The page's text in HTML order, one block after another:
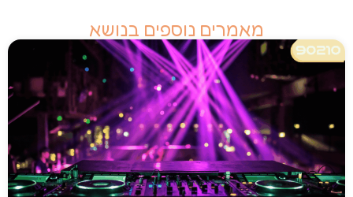
מאמרים נוספים בנושא